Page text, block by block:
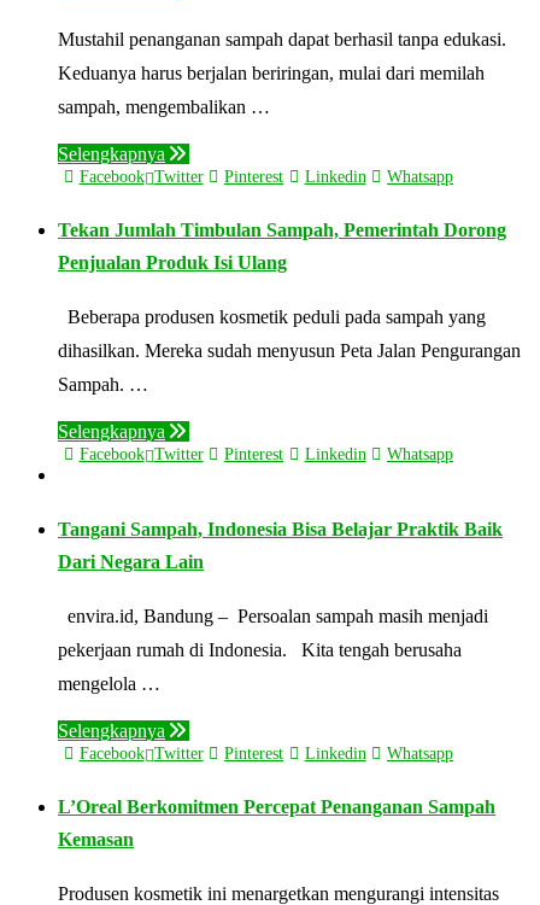
Mustahil penanganan sampah dapat berhasil tanpa edukasi.
Keduanya harus berjalan beriringan, mulai dari memilah
sampah, mengembalikan …
Selengkapnya
Facebook Twitter Pinterest Linkedin Whatsapp
Tekan Jumlah Timbulan Sampah, Pemerintah Dorong
Penjualan Produk Isi Ulang
Beberapa produsen kosmetik peduli pada sampah yang
dihasilkan. Mereka sudah menyusun Peta Jalan Pengurangan
Sampah. …
Selengkapnya
Facebook Twitter Pinterest Linkedin Whatsapp
Tangani Sampah, Indonesia Bisa Belajar Praktik Baik
Dari Negara Lain
envira.id, Bandung – Persoalan sampah masih menjadi
pekerjaan rumah di Indonesia. Kita tengah berusaha
mengelola …
Selengkapnya
Facebook Twitter Pinterest Linkedin Whatsapp
L’Oreal Berkomitmen Percepat Penanganan Sampah
Kemasan
Produsen kosmetik ini menargetkan mengurangi intensitas